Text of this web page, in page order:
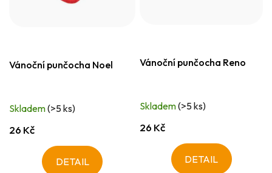
Vánoční punčocha Noel
Skladem(>5 ks)
26 Kč
DETAIL
Vánoční punčocha Reno
Skladem(>5 ks)
26 Kč
DETAIL